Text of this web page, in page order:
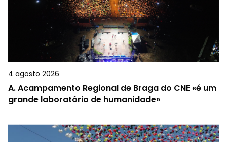
4 agosto 2026
A.Acampamento Regional de Braga do CNE «é um
grande laboratório de humanidade»